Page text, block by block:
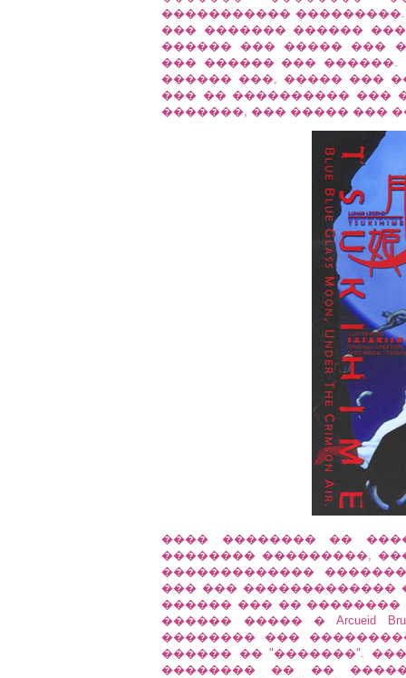
�����������
��� ������� ������
������ ��� ����� ���
��� ������ ���
������ ���, ����� ���
��� �� ���������� ���
�������, ��� ����� ���
���� �������� ��
�������� ���������,
�������������
��� ��� �������������
������ ��� ��
������ ����� � Arcueid
�������� ���
������ �� "�������".
�������� �� ��